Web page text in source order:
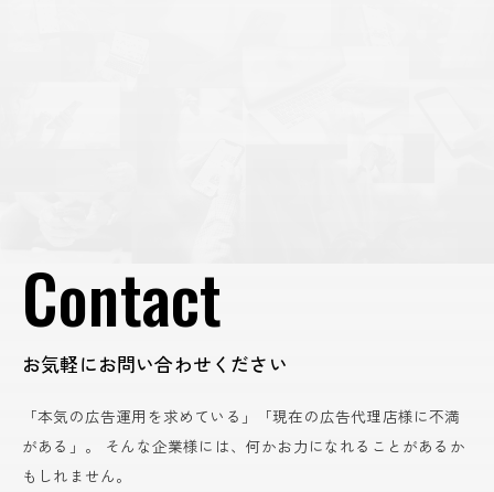
Contact
お気軽にお問い合わせください
「本気の広告運用を求めている」「現在の広告代理店様に不満
がある」。
そんな企業様には、何かお力になれることがあるか
もしれません。